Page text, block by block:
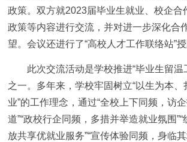
政策。双方就2023届毕业生就业、校企合
政策等内容进行交流，并对进一步深化合
望。会议还进行了“高校人才工作联络站”授
此次交流活动是学校推进“毕业生留温
之一。多年来，学校牢固树立“以生为本
业”的工作理念，通过“全校上下同频，访
道”“政校行企同频，多措并举造就业氛围
放共享优就业服务”“宣传体验同频，身临